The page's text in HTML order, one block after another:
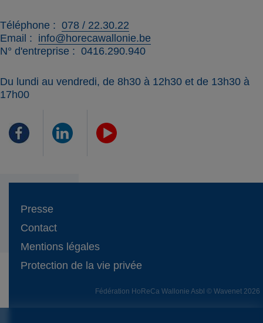
Téléphone
078 / 22.30.22
Email
info@horecawallonie.be
N° d'entreprise
0416.290.940
Du lundi au vendredi, de 8h30 à 12h30 et de 13h30 à
17h00
Presse
Contact
Mentions légales
Protection de la vie privée
Fédération HoReCa Wallonie Asbl © Wavenet 2026